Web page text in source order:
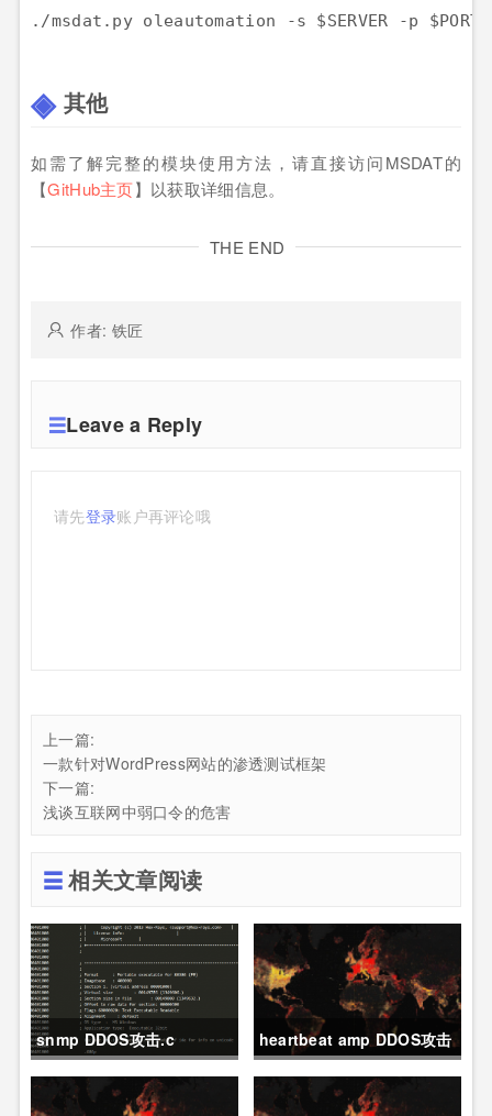
./msdat.py oleautomation -s $SERVER -p
其他
如需了解完整的模块使用方法，请直接访问MSDAT的
【GitHub主页】以获取详细信息。
THE END
作者: 铁匠
Leave a Reply
请先登录账户再评论哦
上一篇:
一款针对WordPress网站的渗透测试框架
下一篇:
浅谈互联网中弱口令的危害
相关文章阅读
snmp DDOS攻击.c
heartbeat amp DDOS攻击
资源扫描